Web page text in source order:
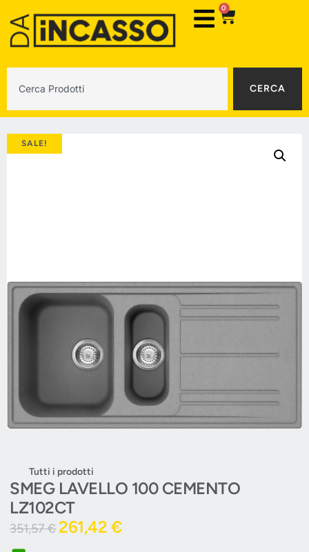
0
CERCA
SALE!
Tutti i prodotti
SMEG LAVELLO 100 CEMENTO
LZ102CT
351,57€261,42 €